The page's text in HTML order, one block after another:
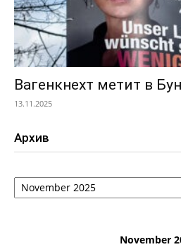
Вагенкнехт метит в
13.11.2025
Архив
Архив
November